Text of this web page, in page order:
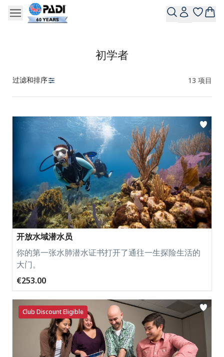
初学者
过滤和排序 13 项目
产品
开放水域潜水员
你的第一张水肺潜水证书打开了通往一生探险生活的
大门。
€253.00
Club Discount Eligible